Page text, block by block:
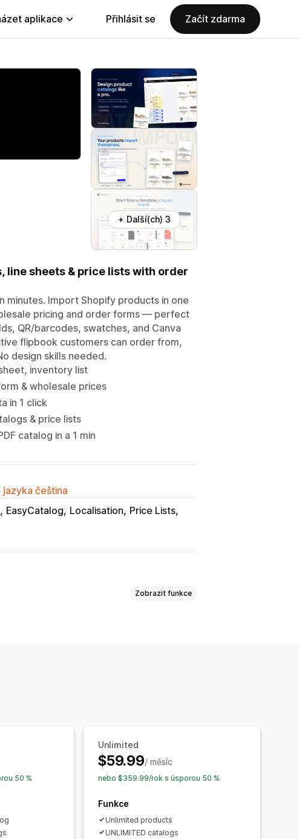
aplikace Přihlásit se Začít zdarma
+ Další(ch) 3
line sheets & price lists with order
minutes. Import Shopify products in one
pricing and order forms — perfect
QR/barcodes, swatches, and Canva
flipbook customers can order from,
design skills needed.
inventory list
& wholesale prices
in 1 click
& price lists
catalog in a 1 min
čeština
EasyCatalog Localisation Price Lists
Zobrazit funkce
50 %
Unlimited
$59.99/ měsíc
nebo $359.99/rok s úsporou 50 %
Funkce
Unlimited products
UNLIMITED catalogs